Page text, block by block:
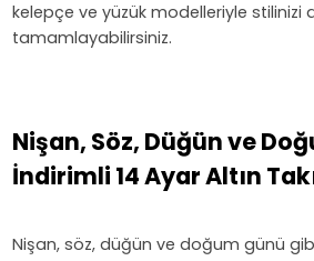
kelepçe ve yüzük modelleriyle stilinizi
tamamlayabilirsiniz.
Nişan, Söz, Düğün ve
İndirimli 14 Ayar Altın
Nişan, söz, düğün ve doğum günü